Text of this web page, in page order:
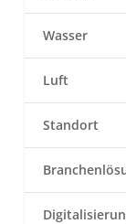
Wasser
Luft
Standort